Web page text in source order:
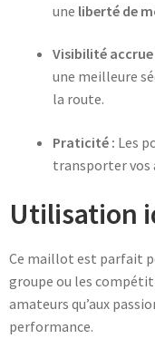
une liberté de
Visibilité accrue
une meilleure
la route.
Praticité : Les
transporter vos
Utilisation
Ce maillot est parfait
groupe ou les
amateurs qu’aux
performance.